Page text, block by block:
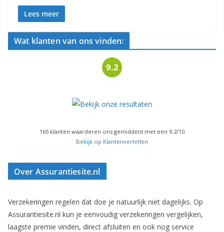
Lees meer
Wat klanten van ons vinden:
9.2
165 klanten waarderen ons gemiddeld met een 9.2/10
Bekijk op Klantenvertellen
Over Assurantiesite.nl
Verzekeringen regelen dat doe je natuurlijk niet dagelijks. Op
Assurantiesite.nl kun je eenvoudig verzekeringen vergelijken,
laagste premie vinden, direct afsluiten en ook nog service